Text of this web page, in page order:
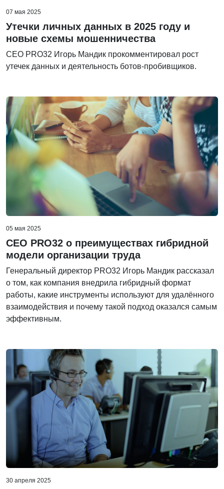
07 мая 2025
Утечки личных данных в 2025 году и
новые схемы мошенничества
CEO PRO32 Игорь Мандик прокомментировал рост
утечек данных и деятельность ботов-пробивщиков.
05 мая 2025
CEO PRO32 о преимуществах гибридной
модели организации труда
Генеральный директор PRO32 Игорь Мандик рассказал
о том, как компания внедрила гибридный формат
работы, какие инструменты используют для удалённого
взаимодействия и почему такой подход оказался самым
эффективным.
30 апреля 2025